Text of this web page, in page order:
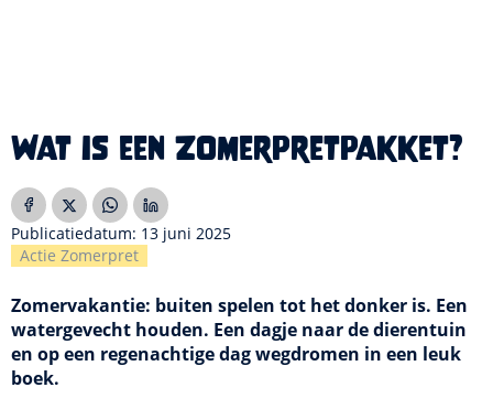
Wat is een Zomerpretpakket?
Publicatiedatum: 13 juni 2025
Actie Zomerpret
Zomervakantie: buiten spelen tot het donker is. Een
watergevecht houden. Een dagje naar de dierentuin
en op een regenachtige dag wegdromen in een leuk
boek.